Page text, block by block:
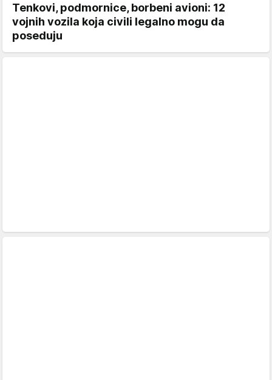
Tenkovi, podmornice, borbeni avioni: 12
vojnih vozila koja civili legalno mogu da
poseduju